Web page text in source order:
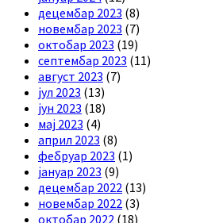
децембар 2023 (8)
новембар 2023 (7)
октобар 2023 (19)
септембар 2023 (11)
август 2023 (7)
јул 2023 (13)
јун 2023 (18)
мај 2023 (4)
април 2023 (8)
фебруар 2023 (1)
јануар 2023 (9)
децембар 2022 (13)
новембар 2022 (3)
октобар 2022 (18)